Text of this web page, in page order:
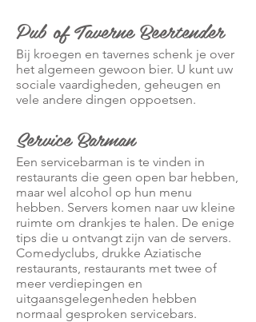
Pub of Taverne Beertender
Bij kroegen en tavernes schenk je over
het algemeen gewoon bier. U kunt uw
sociale vaardigheden, geheugen en
vele andere dingen oppoetsen.
Service Barman
Een servicebarman is te vinden in
restaurants die geen open bar hebben,
maar wel alcohol op hun menu
hebben. Servers komen naar uw kleine
ruimte om drankjes te halen. De enige
tips die u ontvangt zijn van de servers.
Comedyclubs, drukke Aziatische
restaurants, restaurants met twee of
meer verdiepingen en
uitgaansgelegenheden hebben
normaal gesproken servicebars.